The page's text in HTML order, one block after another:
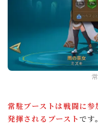
常駐ブーストは戦闘に
発揮されるブーストです。